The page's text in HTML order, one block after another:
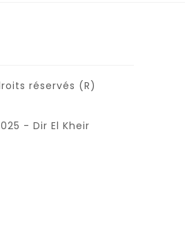
réservés (R)
- Dir El Kheir